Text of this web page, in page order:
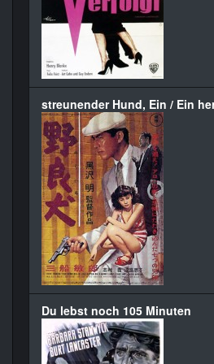
streunender Hund, Ein / Ein
Du lebst noch 105 Minuten